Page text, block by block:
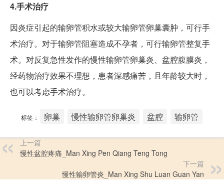
4.手术治疗
因炎症引起的输卵管积水或较大输卵管卵巢囊肿，可行手
术治疗。对于输卵管阻塞造成不孕者，可行输卵管整复手
术。对反复急性发作的慢性输卵管卵巢炎、盆腔腹膜炎，
经药物治疗效果不理想，患者深感痛苦，且年龄较大时，
也可以考虑手术治疗。
标签： 卵巢 慢性输卵管卵巢炎 盆腔 输卵管
上一篇
慢性盆腔疼痛_Man Xing Pen Qiang Teng Tong
下一篇
慢性输卵管炎_Man Xing Shu Luan Guan Yan